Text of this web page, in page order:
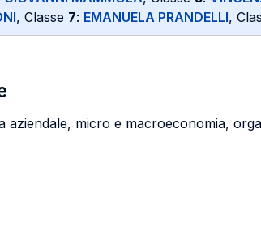
, Classe 7: EMANUELA PRANDELLI,
aziendale, micro e macroeconomia,